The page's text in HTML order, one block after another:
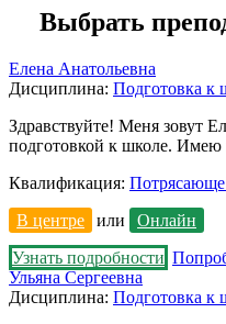
Выбрать
Елена Анатольевна
Дисциплина: Подготовка к
Здравствуйте! Меня зовут
подготовкой к школе. Имею
Квалификация:
В центре
или
Онлайн
Узнать подробности
Ульяна Сергеевна
Дисциплина: Подготовка к